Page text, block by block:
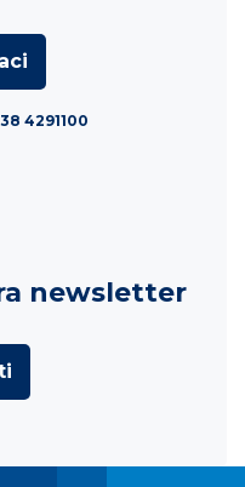
4291100
newsletter